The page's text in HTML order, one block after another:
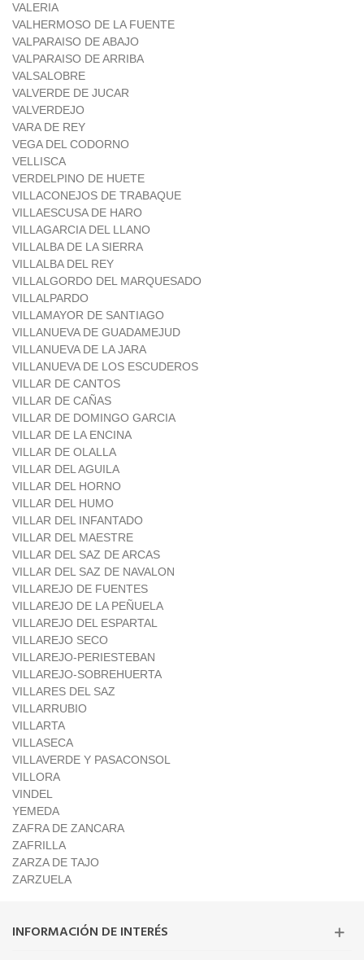
VALERIA
VALHERMOSO DE LA FUENTE
VALPARAISO DE ABAJO
VALPARAISO DE ARRIBA
VALSALOBRE
VALVERDE DE JUCAR
VALVERDEJO
VARA DE REY
VEGA DEL CODORNO
VELLISCA
VERDELPINO DE HUETE
VILLACONEJOS DE TRABAQUE
VILLAESCUSA DE HARO
VILLAGARCIA DEL LLANO
VILLALBA DE LA SIERRA
VILLALBA DEL REY
VILLALGORDO DEL MARQUESADO
VILLALPARDO
VILLAMAYOR DE SANTIAGO
VILLANUEVA DE GUADAMEJUD
VILLANUEVA DE LA JARA
VILLANUEVA DE LOS ESCUDEROS
VILLAR DE CANTOS
VILLAR DE CAÑAS
VILLAR DE DOMINGO GARCIA
VILLAR DE LA ENCINA
VILLAR DE OLALLA
VILLAR DEL AGUILA
VILLAR DEL HORNO
VILLAR DEL HUMO
VILLAR DEL INFANTADO
VILLAR DEL MAESTRE
VILLAR DEL SAZ DE ARCAS
VILLAR DEL SAZ DE NAVALON
VILLAREJO DE FUENTES
VILLAREJO DE LA PEÑUELA
VILLAREJO DEL ESPARTAL
VILLAREJO SECO
VILLAREJO-PERIESTEBAN
VILLAREJO-SOBREHUERTA
VILLARES DEL SAZ
VILLARRUBIO
VILLARTA
VILLASECA
VILLAVERDE Y PASACONSOL
VILLORA
VINDEL
YEMEDA
ZAFRA DE ZANCARA
ZAFRILLA
ZARZA DE TAJO
ZARZUELA
INFORMACIÓN DE INTERÉS